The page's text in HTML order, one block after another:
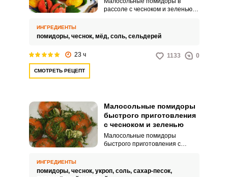
рассоле с чесноком и зеленью
посреди лета закуску, которая
Маринованные и соленые
ИНГРЕДИЕНТЫ
помидоры, чеснок, мёд, соль, сельдерей
23 ч 1133 0
СМОТРЕТЬ РЕЦЕПТ
Малосольные помидоры
быстрого приготовления
с чесноком и зеленью
Малосольные помидоры
быстрого приготовления с
ароматная закуска, которая
ИНГРЕДИЕНТЫ
помидоры, чеснок, укроп, соль, сахар-песок,